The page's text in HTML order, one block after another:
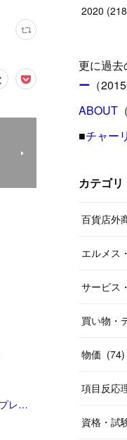
「関節リウマチ患者の歯周病治療における効果 病態による症状改善の差異と早期治療の重要性を発表 | サンスター株式会社のプレスリリース」
(5 )
15
(24
(8 )
17
(17
16
(12
(19
(13
( 12
(35
33
(26
(27
(29
(26
(37
(31
(31
(31
(26
(14
(20
(9)
(39
(23
(40
(55
(20
(10
(40
2020 (218
(24
(42
(24
(33
(20
更に過去
ー （
ABOUT
■チャー
カテゴリ
百貨店外
エルメス
サービス
買い物・
物価 (74)
項目反応
資格・試